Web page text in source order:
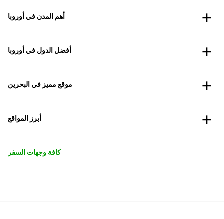
أهم المدن في أوروبا
أفضل الدول في أوروبا
موقع مميز في البحرين
أبرز المواقع
كافة وجهات السفر